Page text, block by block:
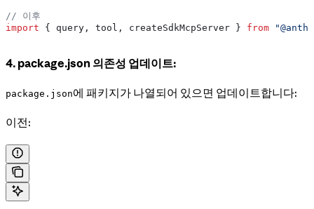
// 이후
import { query , tool , createSdkMcpServer } from
4. package.json 의존성 업데이트:
package.json에 패키지가 나열되어 있으면 업데이트합니다:
이전: